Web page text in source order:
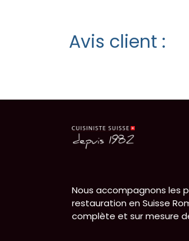
Avis client :
Nous accompagnons les
restauration en Suisse
complète et sur mesure